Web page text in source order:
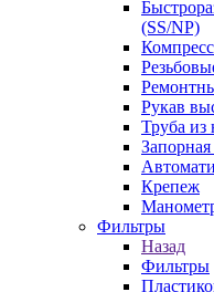
(SS/NP)
Рукав
Труба
Крепеж
Фильтры
Назад
Фильтры